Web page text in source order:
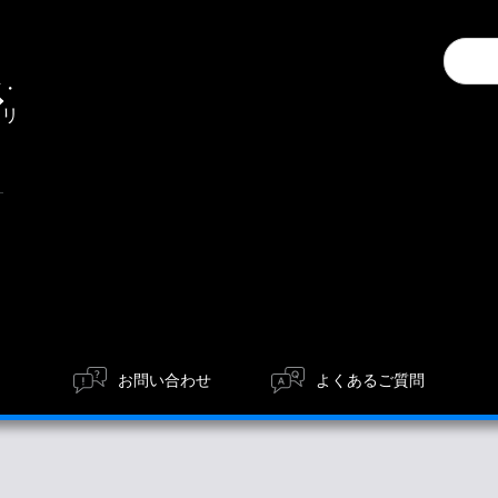
Conduct
a
search
お問い合わせ よくあるご質問